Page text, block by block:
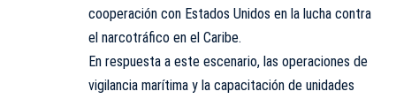
cooperación con Estados Unidos en la lucha contra
el narcotráfico en el Caribe.
En respuesta a este escenario, las operaciones de
vigilancia marítima y la capacitación de unidades